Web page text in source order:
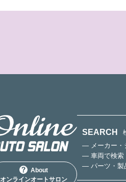
About
オンラインオートサロン
SEARCH
— メーカー・
— 車両で検索
— パーツ・製